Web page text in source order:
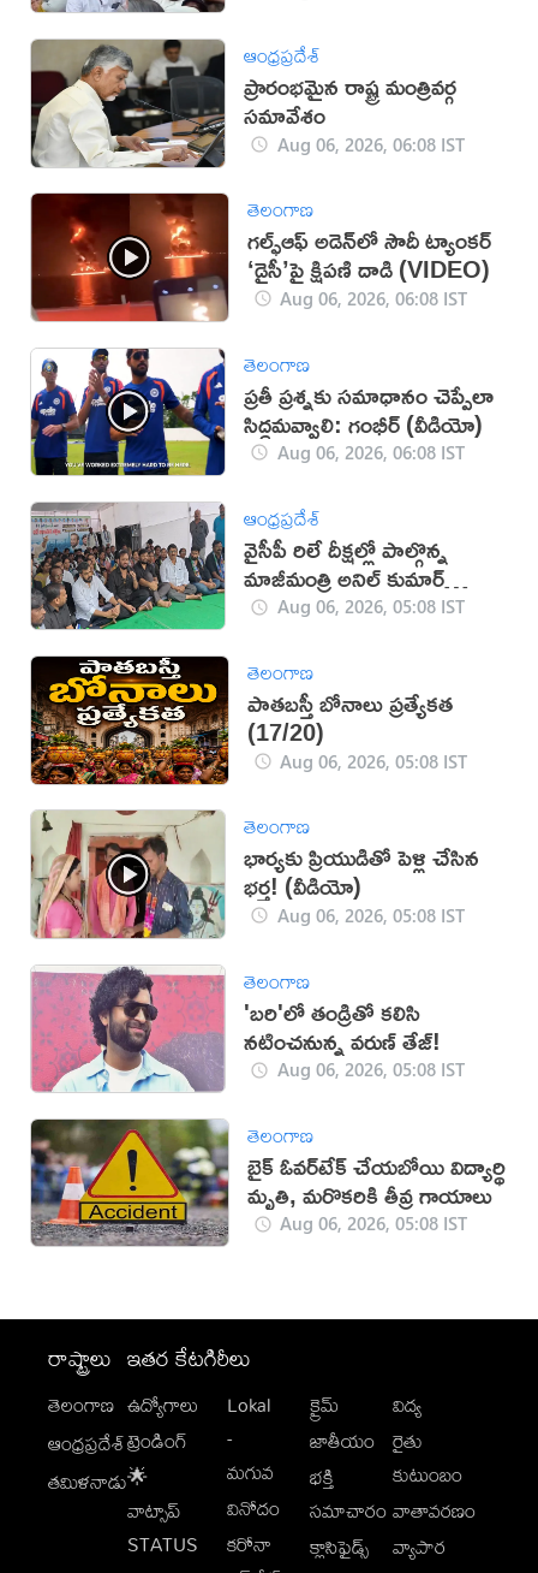
ఆంధ్రప్రదేశ్
ప్రారంభమైన రాష్ట్ర మంత్రివర్గ
సమావేశం
Aug 06, 2026, 06:08 IST
తెలంగాణ
గల్ఫ్‌ఆఫ్‌ అడెన్‌లో సౌదీ ట్యాంకర్‌
‘డైసీ’పై క్షిపణి దాడి (VIDEO)
Aug 06, 2026, 06:08 IST
తెలంగాణ
ప్రతీ ప్రశ్నకు సమాధానం చెప్పేలా
సిద్ధమవ్వాలి: గంభీర్ (వీడియో)
Aug 06, 2026, 06:08 IST
ఆంధ్రప్రదేశ్
వైసీపీ రిలే దీక్షల్లో పాల్గొన్న
మాజీమంత్రి అనిల్ కుమార్
యాదవ్Aug 06, 2026, 05:08 IST
తెలంగాణ
పాతబస్తీ బోనాలు ప్రత్యేకత
(17/20)
Aug 06, 2026, 05:08 IST
తెలంగాణ
భార్యకు ప్రియుడితో పెళ్లి చేసిన
భర్త! (వీడియో)
Aug 06, 2026, 05:08 IST
తెలంగాణ
'బరి'లో తండ్రితో కలిసి
నటించనున్న వరుణ్ తేజ్!
Aug 06, 2026, 05:08 IST
తెలంగాణ
బైక్ ఓవర్‌టేక్ చేయబోయి విద్యార్థి
మృతి, మరొకరికి తీవ్ర గాయాలు
Aug 06, 2026, 05:08 IST
రాష్ట్రాలు
తెలంగాణ
ఆంధ్రప్రదేశ్
తమిళనాడు
ఇతర కేటగిరీలు
ఉద్యోగాలు
ట్రెండింగ్
🌟
వాట్సాప్
STATUS
Lokal
-
మగువ
వినోదం
కరోనా
క్రైమ్
జాతీయం
భక్తి
సమాచారం
క్లాసిఫైడ్స్
విద్య
రైతు
కుటుంబం
వాతావరణం
వ్యాపార